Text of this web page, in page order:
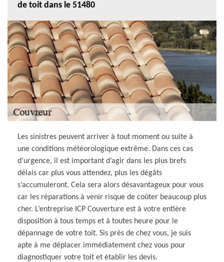
de toit dans le 51480
Les sinistres peuvent arriver à tout moment ou suite à
une conditions météorologique extrême. Dans ces cas
d’urgence, il est important d’agir dans les plus brefs
délais car plus vous attendez, plus les dégâts
s’accumuleront. Cela sera alors désavantageux pour vous
car les réparations à venir risque de coûter beaucoup plus
cher. L’entreprise ICP Couverture est à votre entière
disposition à tous temps et à toutes heure pour le
dépannage de votre toit. Sis près de chez vous, je suis
apte à me déplacer immédiatement chez vous pour
diagnostiquer votre toit et établir les devis.